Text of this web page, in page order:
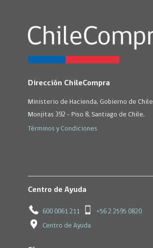
Dirección ChileCompra
Ministerio de Hacienda, Gobierno de Chile
Monjitas 392 - Piso 8, Santiago de Chile.
Términos y Condiciones
Centro de Ayuda
600 0061 211 +56 2 2595 0820
Centro de Ayuda